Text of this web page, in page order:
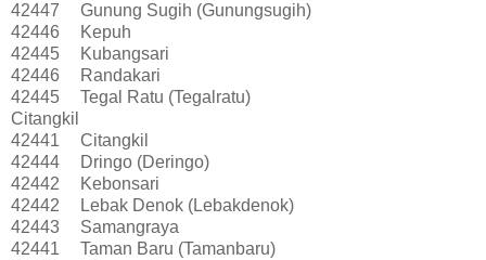
42447
Gunung Sugih (Gunungsugih)
42446
Kepuh
42445
Kubangsari
42446
Randakari
42445
Tegal Ratu (Tegalratu)
Citangkil
42441
Citangkil
42444
Dringo (Deringo)
42442
Kebonsari
42442
Lebak Denok (Lebakdenok)
42443
Samangraya
42441
Taman Baru (Tamanbaru)